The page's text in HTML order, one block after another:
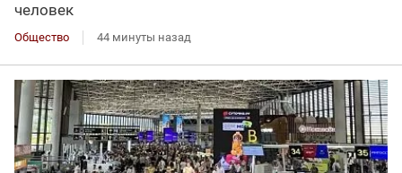
человек
Общество 44 минуты назад